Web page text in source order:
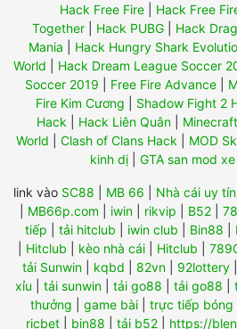
Hack Free Fire Hack Free
Together
Hack PUBG Hack
Mania
Hack Hungry Shark
World
Hack Dream League Soccer
Soccer 2019
Free Fire Advance|
Fire Kim Cương
Shadow Fight 2
Hack
Hack Liên Quân
World
Clash of Clans Hack MOD
kinh dị| GTA san mod
link vào SC88 MB 66 Nhà cái uy tín
MB66p.com iwin| rikvip B52|
tiếp
tải hitclub iwin club Bin88
Hitclub kèo nhà cái Hitclub
tải Sunwin
kqbd 82vn 92lottery
xỉu
tải sunwin tải go88 tải go88
thưởng
game bài| trực tiếp bóng
ricbet
bin88 tải b52 https://